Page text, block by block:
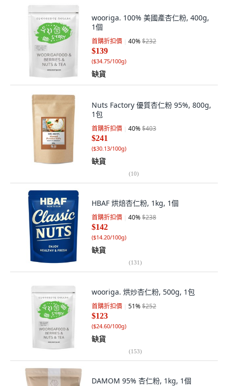
wooriga. 100% 美國產杏仁粉, 400g,
1個
首購折扣價 40%$232
$139
($34.75/100g)
缺貨
Nuts Factory 優質杏仁粉 95%, 800g,
1包
首購折扣價 40%$403
$241
($30.13/100g)
缺貨
(10)
HBAF 烘焙杏仁粉, 1kg, 1個
首購折扣價 40%$238
$142
($14.20/100g)
缺貨
(131)
wooriga. 烘炒杏仁粉, 500g, 1包
首購折扣價 51%$252
$123
($24.60/100g)
缺貨
(153)
DAMOM 95% 杏仁粉, 1kg, 1個